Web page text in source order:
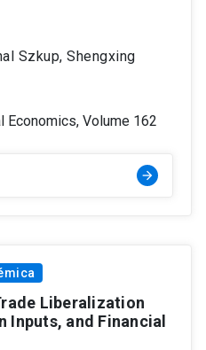
Szkup, Shengxing
Economics, Volume 162
arrow_forward
Liberalization
Inputs, and Financial